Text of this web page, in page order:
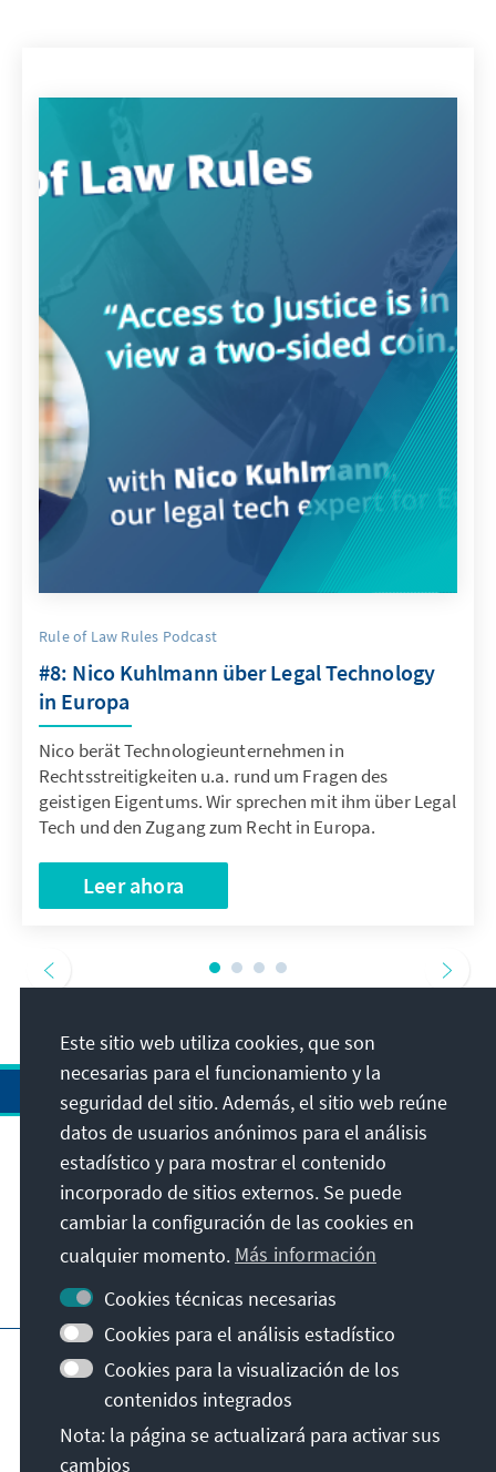
Rule of Law Rules Podcast
#8: Nico Kuhlmann über Legal Technology
in Europa
Nico berät Technologieunternehmen in
Rechtsstreitigkeiten u.a. rund um Fragen des
geistigen Eigentums. Wir sprechen mit ihm über Legal
Tech und den Zugang zum Recht in Europa.
Leer ahora
Dirección
Contacto
Visita también
Página principal de la KAS
Protección de datos
Condiciones de uso
Declaración sobre accesibilidad
Notificar barrera
Este sitio web utiliza cookies, que son
necesarias para el funcionamiento y la
seguridad del sitio. Además, el sitio web reúne
datos de usuarios anónimos para el análisis
estadístico y para mostrar el contenido
incorporado de sitios externos. Se puede
cambiar la configuración de las cookies en
cualquier momento. Más información
Cookies técnicas necesarias
Cookies para el análisis estadístico
Cookies para la visualización de los
contenidos integrados
Nota: la página se actualizará para activar sus
cambios